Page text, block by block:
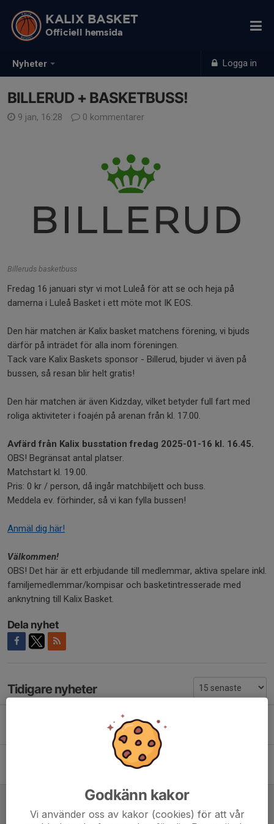
Nyheter Logga in
KALIX BASKET
Officiell hemsida
BILLERUD + BASKETBUSS!
9 jan, 16:28 0 kommentarer
Billeruds basketbuss
Fredag 16 januari styr vi mot Luleå för att se och heja på
damerna i Luleå Basket i ett möte mot IK EOS.
Den här matchen är Kalix basket matchens förening, vi bjuds
därför på inträdet för alla inom föreningen.
Tack vare Kalix Baskets sponsor - Billerud, bjuder vi även på
bussen, så resan blir helt gratis!
Den här matchen är även Kidzday, vilket betyder full fart med
roliga aktiviteter i foajén på arenan från kl. 17.00.
Avfärd från Kalix busstation fredag 2025-01-16 kl. 16.45.
OBS! Begränsat antal platser.
Matchstart kl. 19.00.
Pris: 0 kr / person, då ingår matchbiljett och buss.
Meddela ev. förhinder, så vi kan fylla bussen!
Anmäl dig här!
Välkommen!
OBS! Det här är ett erbjudande till medlemmar, aktiva spelare inkl.
familjemedlemmar/kompisar och basketintresserade med
anknytning till Kalix Basket.
Dela nyhet
Tidigare nyheter
Kalix Basket firar 50 år = BASKETBUSS!
0
Inbjudan årsmöte 2026
BILLERUD + BASKETBUSS!
9 jan, 16:28 0
Godkänn kakor
Vi använder oss av kakor (cookies) för att vår